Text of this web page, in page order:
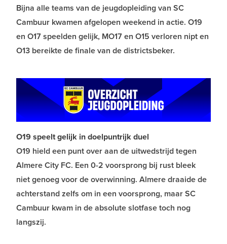
Bijna alle teams van de jeugdopleiding van SC
Cambuur kwamen afgelopen weekend in actie. O19
en O17 speelden gelijk, MO17 en O15 verloren nipt en
O13 bereikte de finale van de districtsbeker.
O19 speelt gelijk in doelpuntrijk duel
O19 hield een punt over aan de uitwedstrijd tegen
Almere City FC. Een 0-2 voorsprong bij rust bleek
niet genoeg voor de overwinning. Almere draaide de
achterstand zelfs om in een voorsprong, maar SC
Cambuur kwam in de absolute slotfase toch nog
langszij.